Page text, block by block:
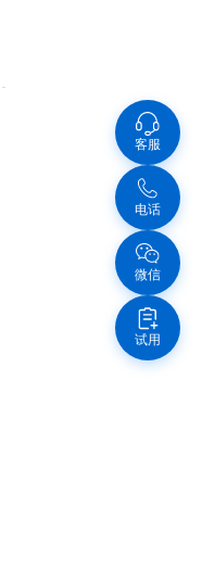
客服
电话
微信
试用